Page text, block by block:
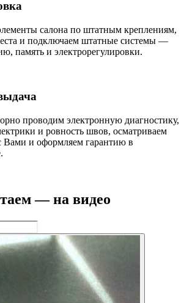
салона по штатным креплениям,
и подключаем штатные системы —
память и электрорегулировки.
проводим электронную диагностику,
и ровность швов, осматриваем
Вами и оформляем гарантию в
— на видео